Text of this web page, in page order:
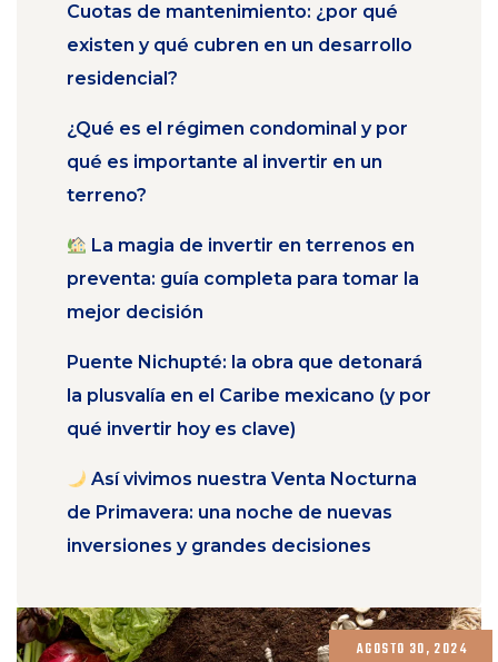
AGOSTO 30, 2024
Cuotas de mantenimiento: ¿por qué
existen y qué cubren en un desarrollo
residencial?
¿Qué es el régimen condominal y por
qué es importante al invertir en un
terreno?
La magia de invertir en terrenos en
preventa: guía completa para tomar la
mejor decisión
Puente Nichupté: la obra que detonará
la plusvalía en el Caribe mexicano (y por
qué invertir hoy es clave)
Así vivimos nuestra Venta Nocturna
de Primavera: una noche de nuevas
inversiones y grandes decisiones